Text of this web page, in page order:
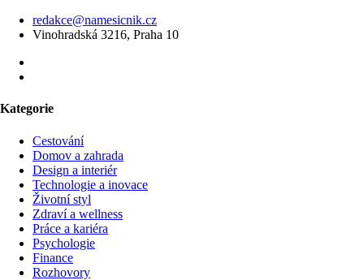
redakce@namesicnik.cz
Vinohradská 3216, Praha 10
Kategorie
Cestování
Domov a zahrada
Design a interiér
Technologie a inovace
Životní styl
Zdraví a wellness
Práce a kariéra
Psychologie
Finance
Rozhovory